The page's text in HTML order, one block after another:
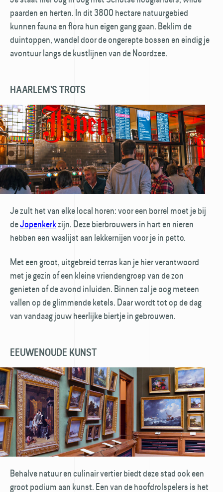
paarden en herten. In dit 3800 hectare natuurgebied
kunnen fauna en flora hun eigen gang gaan. Beklim de
duintoppen, wandel door de ongerepte bossen en eindig je
avontuur langs de kustlijnen van de Noordzee.
HAARLEM’S TROTS
Je zult het van elke local horen: voor een borrel moet je bij
deJopenkerkzijn. Deze bierbrouwers in hart en nieren
hebben een waslijst aan lekkernijen voor je in petto.
Met een groot, uitgebreid terras kan je hier verantwoord
met je gezin of een kleine vriendengroep van de zon
genieten of de avond inluiden. Binnen zal je oog meteen
vallen op de glimmende ketels. Daar wordt tot op de dag
van vandaag jouw heerlijke biertje in gebrouwen.
EEUWENOUDE KUNST
Behalve natuur en culinair vertier biedt deze stad ook een
groot podium aan kunst. Een van de hoofdrolspelers is het